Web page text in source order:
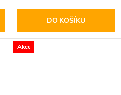
DO KOŠÍKU
Akce